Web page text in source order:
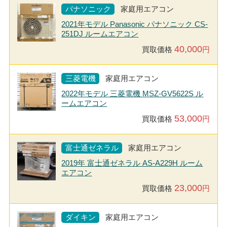
パナソニック
家庭用エアコン
2021年モデル Panasonic パナソニック CS-
251DJ ルームエアコン
買取価格40,000円
三菱電機
家庭用エアコン
2022年モデル 三菱電機 MSZ-GV5622S ル
ームエアコン
買取価格 53,000円
富士通ゼネラル
家庭用エアコン
2019年 富士通ゼネラル AS-A229H ルーム
エアコン
買取価格 23,000円
ダイキン
家庭用エアコン